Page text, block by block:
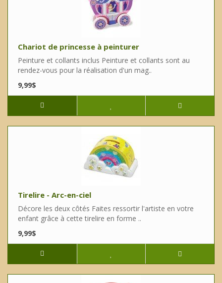
Chariot de princesse à peinturer
Peinture et collants inclus Peinture et collants sont au
rendez-vous pour la réalisation d'un mag..
9,99$
Tirelire - Arc-en-ciel
Décore les deux côtés Faites ressortir l'artiste en votre
enfant grâce à cette tirelire en forme ..
9,99$